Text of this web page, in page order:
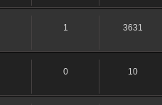
1 3631
0 10